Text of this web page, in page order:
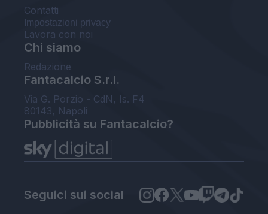
Contatti
Impostazioni privacy
Lavora con noi
Chi siamo
Redazione
Fantacalcio S.r.l.
Via G. Porzio - CdN, Is. F4
80143, Napoli
Pubblicità su Fantacalcio?
Seguici sui social